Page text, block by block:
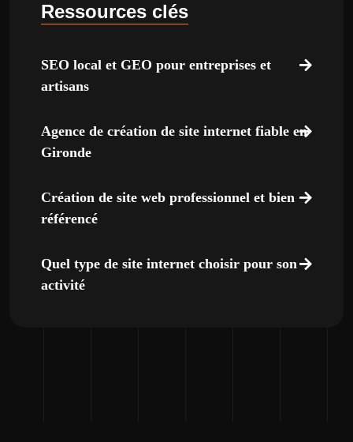
Ressources clés
SEO local et GEO pour entreprises et
artisans
Agence de création de site internet fiable en
Gironde
Création de site web professionnel et bien
référencé
Quel type de site internet choisir pour son
activité